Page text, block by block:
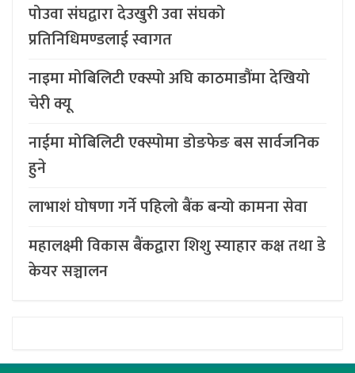
पोउवा संघद्वारा देउखुरी उवा संघको
प्रतिनिधिमण्डलाई स्वागत
नाइमा मोबिलिटी एक्स्पो अघि काठमाडौंमा देखियो
चेरी क्यू
नाईमा मोबिलिटी एक्स्पोमा डोङफेङ बस सार्वजनिक
हुने
लाभाशं घोषणा गर्ने पहिलो बैंक बन्यो कामना सेवा
महालक्ष्मी विकास बैंकद्वारा शिशु स्याहार कक्ष तथा डे
केयर सञ्चालन